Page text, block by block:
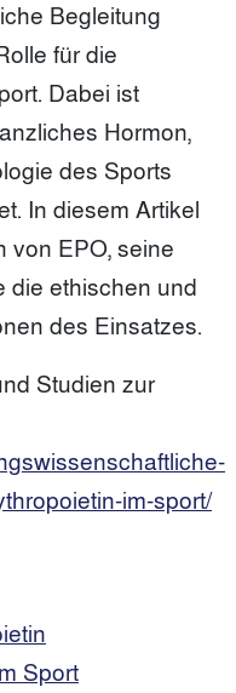
Begleitung
für die
Dabei ist
Hormon,
des Sports
In diesem Artikel
von EPO, seine
die ethischen und
des Einsatzes.
Studien zur
im-sport/
Sport